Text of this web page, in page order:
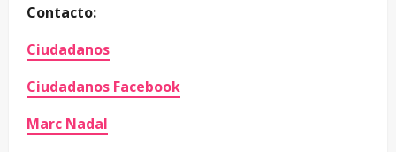
Contacto:
Ciudadanos
Ciudadanos Facebook
Marc Nadal